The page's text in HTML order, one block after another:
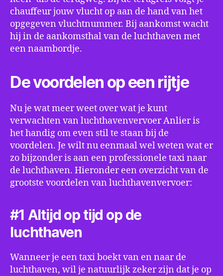
chauffeur jouw vlucht op aan de hand van het
opgegeven vluchtnummer. Bij aankomst wacht
hij in de aankomsthal van de luchthaven met
een naambordje.
De voordelen op een rijtje
Nu je wat meer weet over wat je kunt
verwachten van luchthavenvervoer Anlier is
het handig om even stil te staan bij de
voordelen. Je wilt nu eenmaal wel weten wat er
zo bijzonder is aan een professionele taxi naar
de luchthaven. Hieronder een overzicht van de
grootste voordelen van luchthavenvervoer:
#1 Altijd op tijd op de
luchthaven
Wanneer je een taxi boekt van en naar de
luchthaven, wil je natuurlijk zeker zijn dat je op